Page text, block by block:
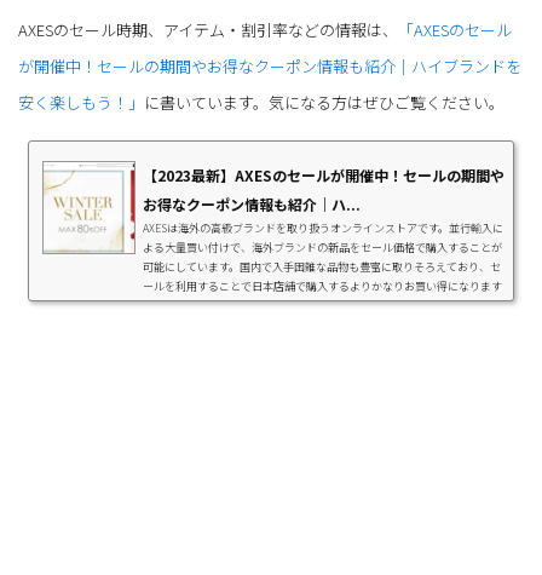
AXESのセール時期、アイテム・割引率などの情報は、
「AXESのセール
が開催中！セールの期間やお得なクーポン情報も紹介｜ハイブランドを
安く楽しもう！」 に書いています。気になる方はぜひご覧ください。
【2023最新】AXESのセールが開催中！セールの期間や
お得なクーポン情報も紹介｜ハ...
AXESは海外の高級ブランドを取り扱うオンラインストアです。並行輸入に
よる大量買い付けで、海外ブランドの新品をセール価格で購入することが
可能にしています。国内で入手困難な品物も豊富に取りそろえており、セ
ールを利用することで日本店舗で購入するよりかなりお買い得になります
よ。本記事では、大手ファッション通販サイト「AXES」でただいま開催中